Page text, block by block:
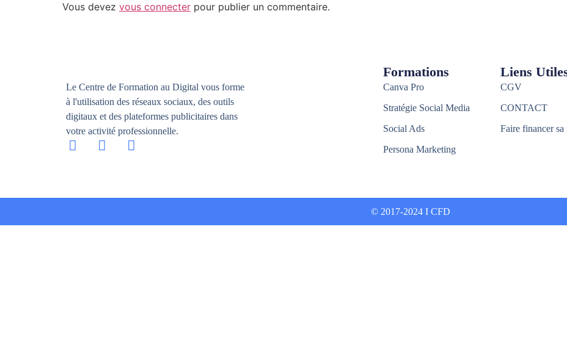
Vous devez vous connecter pour publier un commentaire.
Le Centre de Formation au Digital vous forme
à l'utilisation des réseaux sociaux, des outils
digitaux et des plateformes publicitaires dans
votre activité professionnelle.
Formations
Canva Pro
Stratégie Social Media
Social Ads
Persona Marketing
Liens
CGV
CONTACT
Faire financer
© 2017-2024 I CFD